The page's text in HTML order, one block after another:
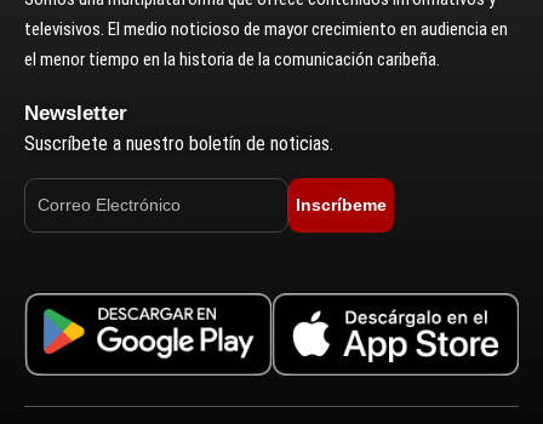
televisivos. El medio noticioso de mayor crecimiento en audiencia en
el menor tiempo en la historia de la comunicación caribeña.
Newsletter
Suscríbete a nuestro boletín de noticias.
Inscríbeme